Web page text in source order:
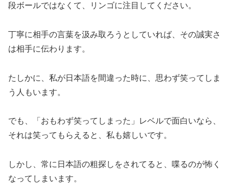
段ボールではなくて、リンゴに注目してください。
丁寧に相手の言葉を汲み取ろうとしていれば、その誠実さ
は相手に伝わります。
たしかに、私が日本語を間違った時に、思わず笑ってしま
う人もいます。
でも、「おもわず笑ってしまった」レベルで面白いなら、
それは笑ってもらえると、私も嬉しいです。
しかし、常に日本語の粗探しをされてると、喋るのが怖く
なってしまいます。